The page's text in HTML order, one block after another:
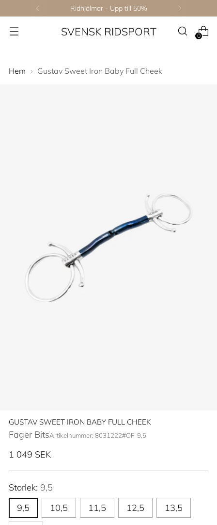
Ridhjälmar - Upp till 50%
SVENSK RIDSPORT 0
Hem Gustav Sweet Iron Baby Full Cheek
GUSTAV SWEET IRON BABY FULL CHEEK
Fager BitsArtikelnummer: 8031222#OF-9,5
Ordinarie
1 049 SEK
Storlek: 9,5
9,5
10,5 11,5 12,5 13,5